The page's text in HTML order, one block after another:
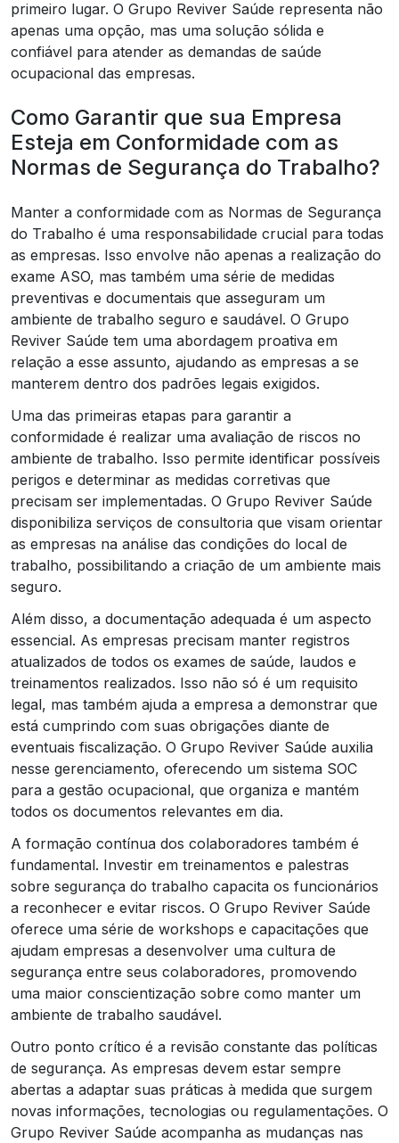
primeiro lugar. O Grupo Reviver Saúde representa não
apenas uma opção, mas uma solução sólida e
confiável para atender as demandas de saúde
ocupacional das empresas.
Como Garantir que sua Empresa
Esteja em Conformidade com as
Normas de Segurança do Trabalho?
Manter a conformidade com as Normas de Segurança
do Trabalho é uma responsabilidade crucial para todas
as empresas. Isso envolve não apenas a realização do
exame ASO, mas também uma série de medidas
preventivas e documentais que asseguram um
ambiente de trabalho seguro e saudável. O Grupo
Reviver Saúde tem uma abordagem proativa em
relação a esse assunto, ajudando as empresas a se
manterem dentro dos padrões legais exigidos.
Uma das primeiras etapas para garantir a
conformidade é realizar uma avaliação de riscos no
ambiente de trabalho. Isso permite identificar possíveis
perigos e determinar as medidas corretivas que
precisam ser implementadas. O Grupo Reviver Saúde
disponibiliza serviços de consultoria que visam orientar
as empresas na análise das condições do local de
trabalho, possibilitando a criação de um ambiente mais
seguro.
Além disso, a documentação adequada é um aspecto
essencial. As empresas precisam manter registros
atualizados de todos os exames de saúde, laudos e
treinamentos realizados. Isso não só é um requisito
legal, mas também ajuda a empresa a demonstrar que
está cumprindo com suas obrigações diante de
eventuais fiscalização. O Grupo Reviver Saúde auxilia
nesse gerenciamento, oferecendo um sistema SOC
para a gestão ocupacional, que organiza e mantém
todos os documentos relevantes em dia.
A formação contínua dos colaboradores também é
fundamental. Investir em treinamentos e palestras
sobre segurança do trabalho capacita os funcionários
a reconhecer e evitar riscos. O Grupo Reviver Saúde
oferece uma série de workshops e capacitações que
ajudam empresas a desenvolver uma cultura de
segurança entre seus colaboradores, promovendo
uma maior conscientização sobre como manter um
ambiente de trabalho saudável.
Outro ponto crítico é a revisão constante das políticas
de segurança. As empresas devem estar sempre
abertas a adaptar suas práticas à medida que surgem
novas informações, tecnologias ou regulamentações. O
Grupo Reviver Saúde acompanha as mudanças nas